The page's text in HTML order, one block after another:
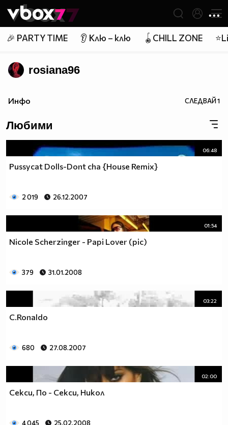
👾
🎉 PARTY TIME 👂 Клю – клю 🪀CHILL ZONE
rosiana96
Инфо СЛЕДВАЙ1
Любими
06:48
Pussycat Dolls-Dont cha {House Remix}
2 019 26.12.2007
01:54
Nicole Scherzinger - Papi Lover (pic)
379 31.01.2008
03:22
C.Ronaldo
680 27.08.2007
02:00
Секси, По - Секси, Никол
4 045 25.02.2008